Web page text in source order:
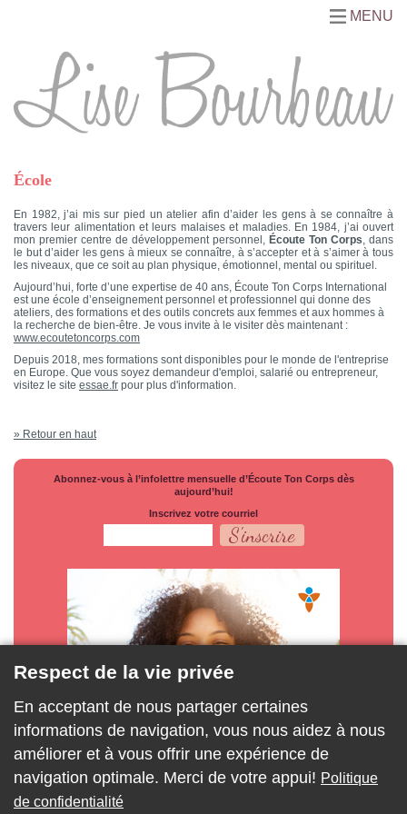
MENU
École
En 1982, j’ai mis sur pied un atelier afin d’aider les gens à se connaître à
travers leur alimentation et leurs malaises et maladies. En 1984, j’ai ouvert
mon premier centre de développement personnel, Écoute Ton Corps, dans
le but d’aider les gens à mieux se connaître, à s’accepter et à s’aimer à tous
les niveaux, que ce soit au plan physique, émotionnel, mental ou spirituel.
Aujourd’hui, forte d’une expertise de 40 ans, Écoute Ton Corps International
est une école d’enseignement personnel et professionnel qui donne des
ateliers, des formations et des outils concrets aux femmes et aux hommes à
la recherche de bien-être. Je vous invite à le visiter dès maintenant :
www.ecoutetoncorps.com
Depuis 2018, mes formations sont disponibles pour le monde de l'entreprise
en Europe. Que vous soyez demandeur d'emploi, salarié ou entrepreneur,
visitez le site essae.fr pour plus d'information.
» Retour en haut
Abonnez-vous à l’infolettre mensuelle d’Écoute Ton Corps dès
aujourd’hui!
Inscrivez votre courriel
Respect de la vie privée
En acceptant de nous partager certaines
informations de navigation, vous nous aidez à nous
améliorer et à vous offrir une expérience de
navigation optimale. Merci de votre appui! Politique
de confidentialité